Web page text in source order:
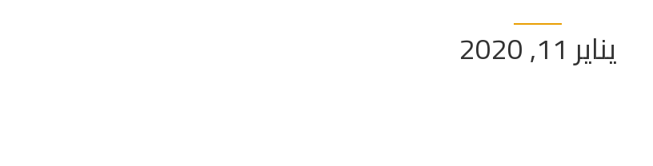
يناير 11, 2020